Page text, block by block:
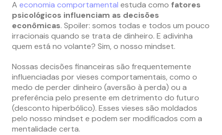
A economia comportamental estuda como fatores
psicológicos influenciam as decisões
econômicas. Spoiler: somos todas e todos um pouco
irracionais quando se trata de dinheiro. E adivinha
quem está no volante? Sim, o nosso mindset.
Nossas decisões financeiras são frequentemente
influenciadas por vieses comportamentais, como o
medo de perder dinheiro (aversão à perda) ou a
preferência pelo presente em detrimento do futuro
(desconto hiperbólico). Esses vieses são moldados
pelo nosso mindset e podem ser modificados com a
mentalidade certa.